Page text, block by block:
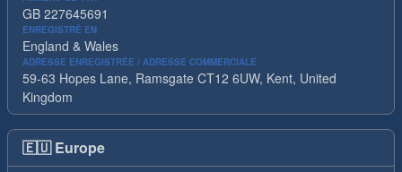
GB 227645691
ENREGISTRÉ EN
England & Wales
ADRESSE ENREGISTRÉE / ADRESSE COMMERCIALE
59-63 Hopes Lane, Ramsgate CT12 6UW, Kent, United
Kingdom
🇪🇺 Europe